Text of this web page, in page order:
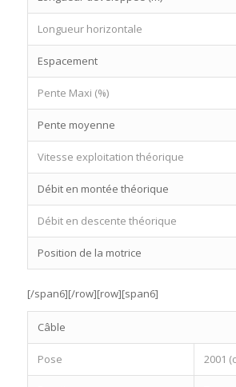
Longueur horizontale
Espacement
Pente Maxi (%)
Pente moyenne
Vitesse exploitation théorique
Débit en montée théorique
Débit en descente théorique
Position de la motrice
[/span6][/row][row][span6]
Câble
Pose 2001